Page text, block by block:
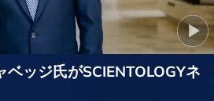
ッジ氏がSCIENTOLOGYネ